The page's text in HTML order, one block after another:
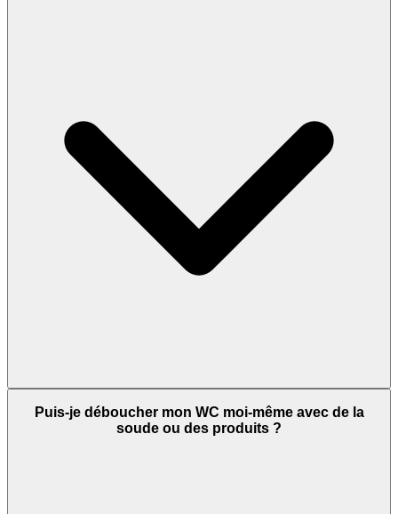
Puis-je déboucher mon WC moi-même avec de la
soude ou des produits ?